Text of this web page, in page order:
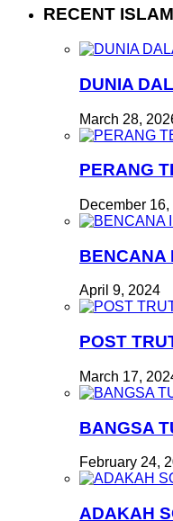
RECENT
DUNIA
March 28,
PERANG
December
BENCANA
April 9, 2024
POST
March 17,
BANGSA
February 24,
ADAKAH